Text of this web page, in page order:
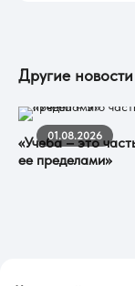
Другие новости
01.08.2026
«Учеба – это
ее пределами»